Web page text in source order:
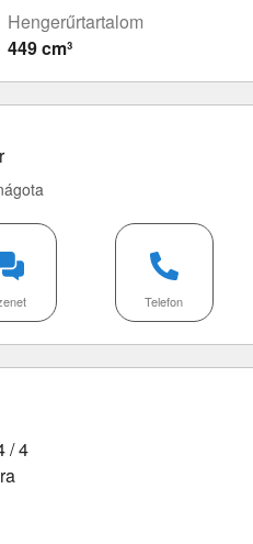
Hengerűrtartalom
449 cm³
Telefon
/ 4